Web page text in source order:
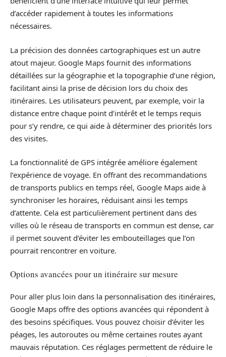
d’accéder rapidement à toutes les informations
nécessaires.
La précision des données cartographiques est un autre
atout majeur. Google Maps fournit des informations
détaillées sur la géographie et la topographie d’une région,
facilitant ainsi la prise de décision lors du choix des
itinéraires. Les utilisateurs peuvent, par exemple, voir la
distance entre chaque point d’intérêt et le temps requis
pour s’y rendre, ce qui aide à déterminer des priorités lors
des visites.
La fonctionnalité de GPS intégrée améliore également
l’expérience de voyage. En offrant des recommandations
de transports publics en temps réel, Google Maps aide à
synchroniser les horaires, réduisant ainsi les temps
d’attente. Cela est particulièrement pertinent dans des
villes où le réseau de transports en commun est dense, car
il permet souvent d’éviter les embouteillages que l’on
pourrait rencontrer en voiture.
Options avancées pour un itinéraire sur mesure
Pour aller plus loin dans la personnalisation des itinéraires,
Google Maps offre des options avancées qui répondent à
des besoins spécifiques. Vous pouvez choisir d’éviter les
péages, les autoroutes ou même certaines routes ayant
mauvais réputation. Ces réglages permettent de réduire le